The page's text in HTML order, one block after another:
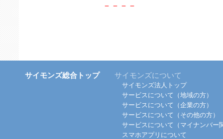
－－－－
サイモンズ総合トップ サイモンズについて
サイモンズ法人トップ
サービスについて（地域の方）
サービスについて（企業の方）
サービスについて（その他の方）
サービスについて（マイナンバー
スマホアプリについて